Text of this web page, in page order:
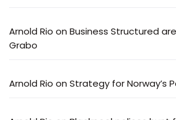
Arnold Rio on Business Structured
Grabo
Arnold Rio on Strategy for Norway’s